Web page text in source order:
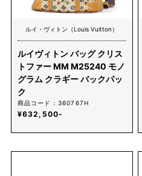
ルイ・ヴィトン（Louis Vuitton）
ルイヴィトン バッグ クリス
トファー MM M25240 モノ
グラム クラギー バックパッ
ク
商品コード：360767H
¥632,500-